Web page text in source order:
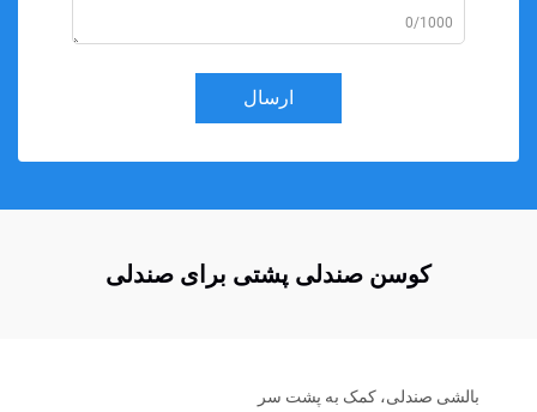
0/1000
ارسال
کوسن صندلی پشتی برای صندلی
بالشی صندلی، کمک به پشت سر